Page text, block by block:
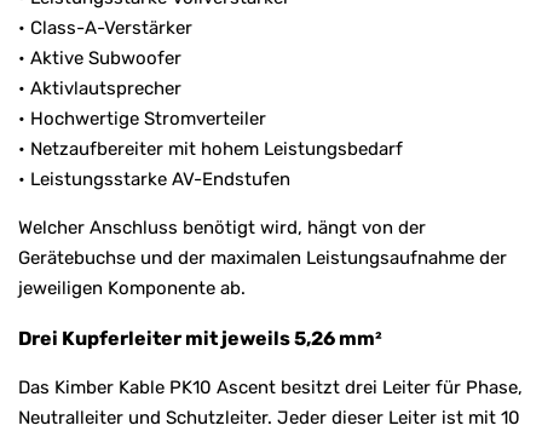
• Class-A-Verstärker
• Aktive Subwoofer
• Aktivlautsprecher
• Hochwertige Stromverteiler
• Netzaufbereiter mit hohem Leistungsbedarf
• Leistungsstarke AV-Endstufen
Welcher Anschluss benötigt wird, hängt von der
Gerätebuchse und der maximalen Leistungsaufnahme der
jeweiligen Komponente ab.
Drei Kupferleiter mit jeweils 5,26 mm²
Das Kimber Kable PK10 Ascent besitzt drei Leiter für Phase,
Neutralleiter und Schutzleiter. Jeder dieser Leiter ist mit 10